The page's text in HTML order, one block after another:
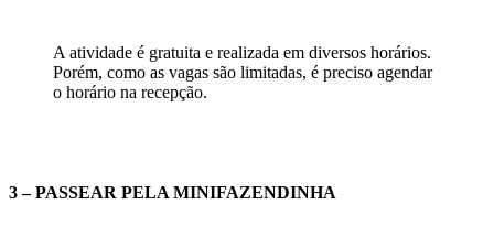
A atividade é gratuita e realizada em diversos horários.
Porém, como as vagas são limitadas, é preciso agendar
o horário na recepção.
3 – PASSEAR PELA MINIFAZENDINHA